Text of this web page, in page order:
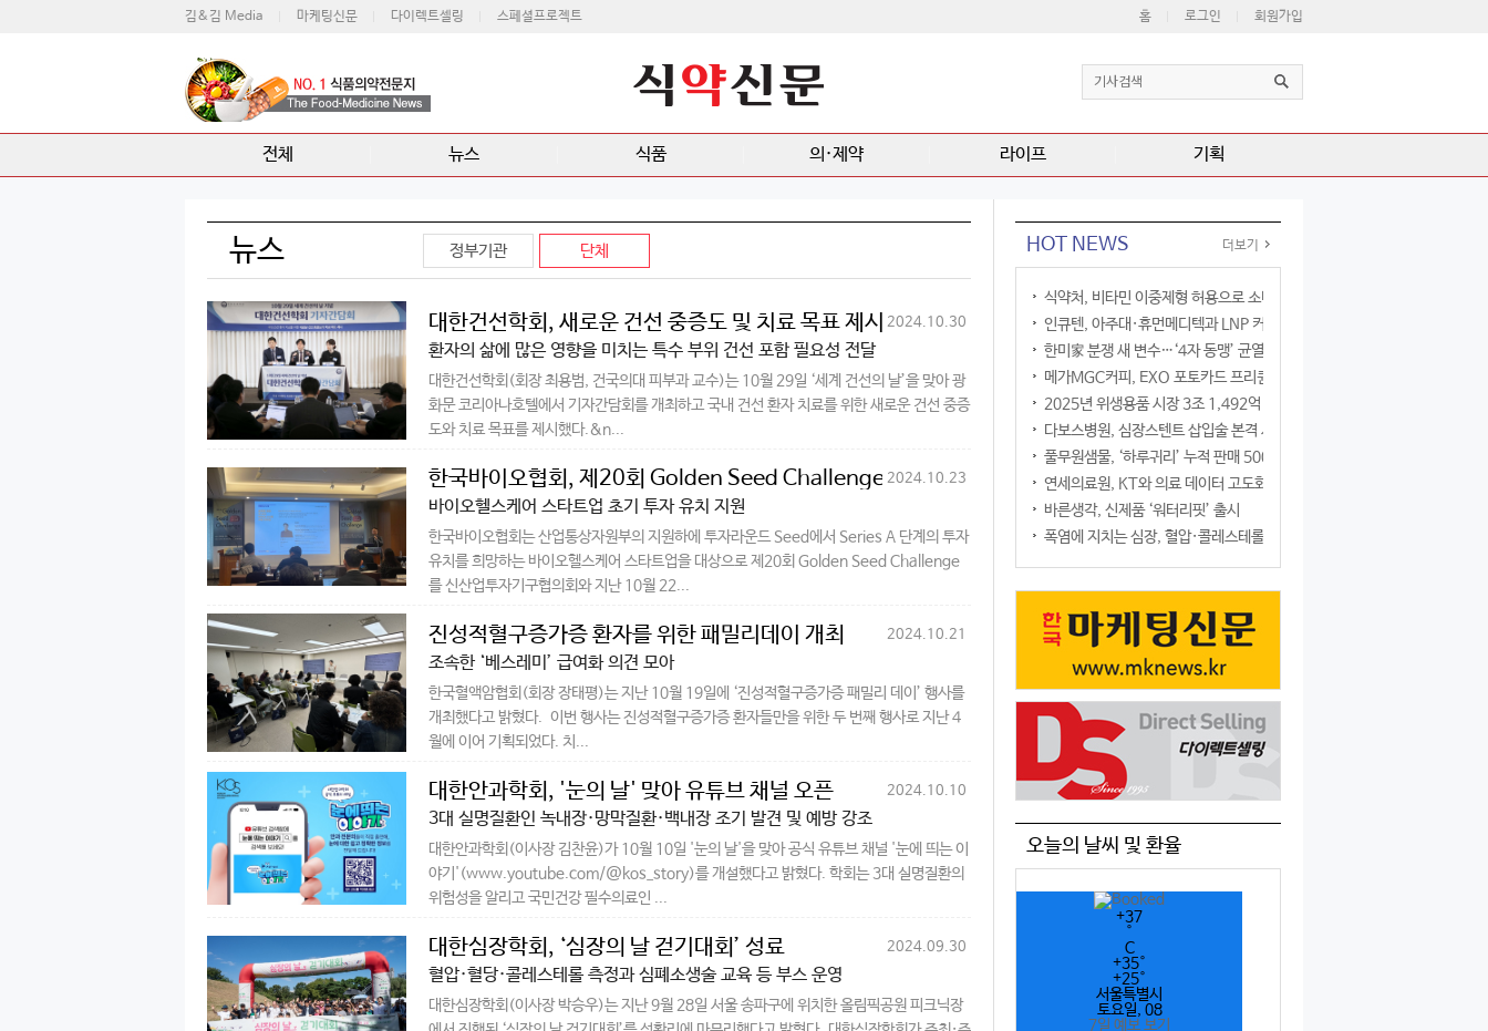
김&김 Media 마케팅신문 다이렉트셀링 스페셜프로젝트 홈 로그인 회원가입
전체 뉴스 식품 의·제약 라이프 기획
뉴스 정부기관 단체
대한건선학회, 새로운 건선 중증도 및 치료 목표 제시
환자의 삶에 많은 영향을 미치는 특수 부위 건선 포함 필요성 전달
2024.10.30
대한건선학회(회장 최용범, 건국의대 피부과 교수)는 10월 29일 ‘세계 건선의 날’을 맞아 광
화문 코리아나호텔에서 기자간담회를 개최하고 국내 건선 환자 치료를 위한 새로운 건선 중증
도와 치료 목표를 제시했다.&n...
한국바이오협회, 제20회 Golden Seed Challenge 개최
바이오헬스케어 스타트업 초기 투자 유치 지원
2024.10.23
한국바이오협회는 산업통상자원부의 지원하에 투자라운드 Seed에서 Series A 단계의 투자
유치를 희망하는 바이오헬스케어 스타트업을 대상으로 제20회 Golden Seed Challenge
를 신산업투자기구협의회와 지난 10월 22...
진성적혈구증가증 환자를 위한 패밀리데이 개최
조속한 ‘베스레미’ 급여화 의견 모아
2024.10.21
한국혈액암협회(회장 장태평)는 지난 10월 19일에 ‘진성적혈구증가증 패밀리 데이’ 행사를
개최했다고 밝혔다. 이번 행사는 진성적혈구증가증 환자들만을 위한 두 번째 행사로 지난 4
월에 이어 기획되었다. 치...
대한안과학회, '눈의 날' 맞아 유튜브 채널 오픈
3대 실명질환인 녹내장·망막질환·백내장 조기 발견 및 예방 강조
2024.10.10
대한안과학회(이사장 김찬윤)가 10월 10일 '눈의 날'을 맞아 공식 유튜브 채널 '눈에 띄는 이
야기'(www.youtube.com/@kos_story)를 개설했다고 밝혔다. 학회는 3대 실명질환의
위험성을 알리고 국민건강 필수의료인 ...
대한심장학회, ‘심장의 날 걷기대회’ 성료
혈압·혈당·콜레스테롤 측정과 심폐소생술 교육 등 부스 운영
2024.09.30
대한심장학회(이사장 박승우)는 지난 9월 28일 서울 송파구에 위치한 올림픽공원 피크닉장
HOT NEWS 더보기
식약처, 비타민 이중제형 허용으로 소비자 선택권 확대
인큐텐, 아주대·휴먼메디텍과 LNP 커큐민 공동연구
한미家 분쟁 새 변수…‘4자 동맹’ 균열 현실화
메가MGC커피, EXO 포토카드 프리퀀시 이벤트
2025년 위생용품 시장 3조 1,492억 원
다보스병원, 심장스텐트 삽입술 본격 시행
풀무원샘물, ‘하루귀리’ 누적 판매 500만 병 돌파
연세의료원, KT와 의료 데이터 고도화 협력
바른생각, 신제품 ‘워터리핏’ 출시
폭염에 지치는 심장, 혈압·콜레스테롤만 챙기면 될까?
오늘의 날씨 및 환율
+37
°
C
+35°
+25°
서울특별시
토요일, 08
7일 예보 보기